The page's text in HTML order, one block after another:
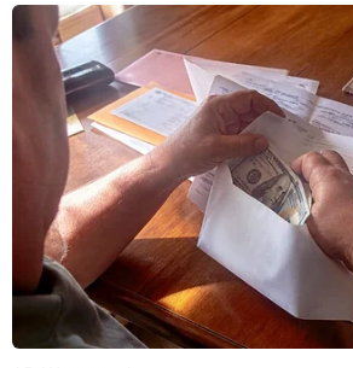
Bình Định (21 điểm) phải
tiếp tục được chơi ở hạng đấu
Bóng đá Việt Nam mùa tới.
Quảng Nam đang hơn 3 điểm
chót là Đà Nẵng, tuy nhiên
đội bằng điểm sau vòng 26,
viên Văn Sỹ Sơn sẽ xếp sau
play-off trụ hạng, bởi dù 2 đội
đối đầu ở 2 lượt (Quảng Nam
nhà và thua 0-1 ở lượt về)